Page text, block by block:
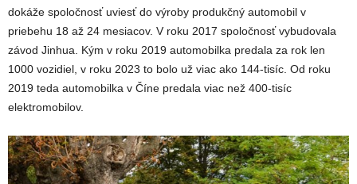
dokáže spoločnosť uviesť do výroby produkčný automobil v
priebehu 18 až 24 mesiacov. V roku 2017 spoločnosť vybudovala
závod Jinhua. Kým v roku 2019 automobilka predala za rok len
1000 vozidiel, v roku 2023 to bolo už viac ako 144-tisíc. Od roku
2019 teda automobilka v Číne predala viac než 400-tisíc
elektromobilov.